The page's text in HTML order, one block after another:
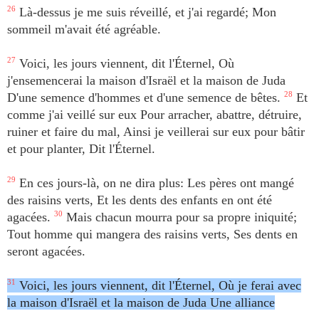
26 Là-dessus je me suis réveillé, et j'ai regardé; Mon
sommeil m'avait été agréable.
27 Voici, les jours viennent, dit l'Éternel, Où
j'ensemencerai la maison d'Israël et la maison de Juda
D'une semence d'hommes et d'une semence de bêtes. 28 Et
comme j'ai veillé sur eux Pour arracher, abattre, détruire,
ruiner et faire du mal, Ainsi je veillerai sur eux pour bâtir
et pour planter, Dit l'Éternel.
29 En ces jours-là, on ne dira plus: Les pères ont mangé
des raisins verts, Et les dents des enfants en ont été
agacées. 30 Mais chacun mourra pour sa propre iniquité;
Tout homme qui mangera des raisins verts, Ses dents en
seront agacées.
31
Voici, les jours viennent, dit l'Éternel, Où je ferai avec
la maison d'Israël et la maison de Juda Une alliance